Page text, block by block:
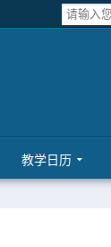
教学日历